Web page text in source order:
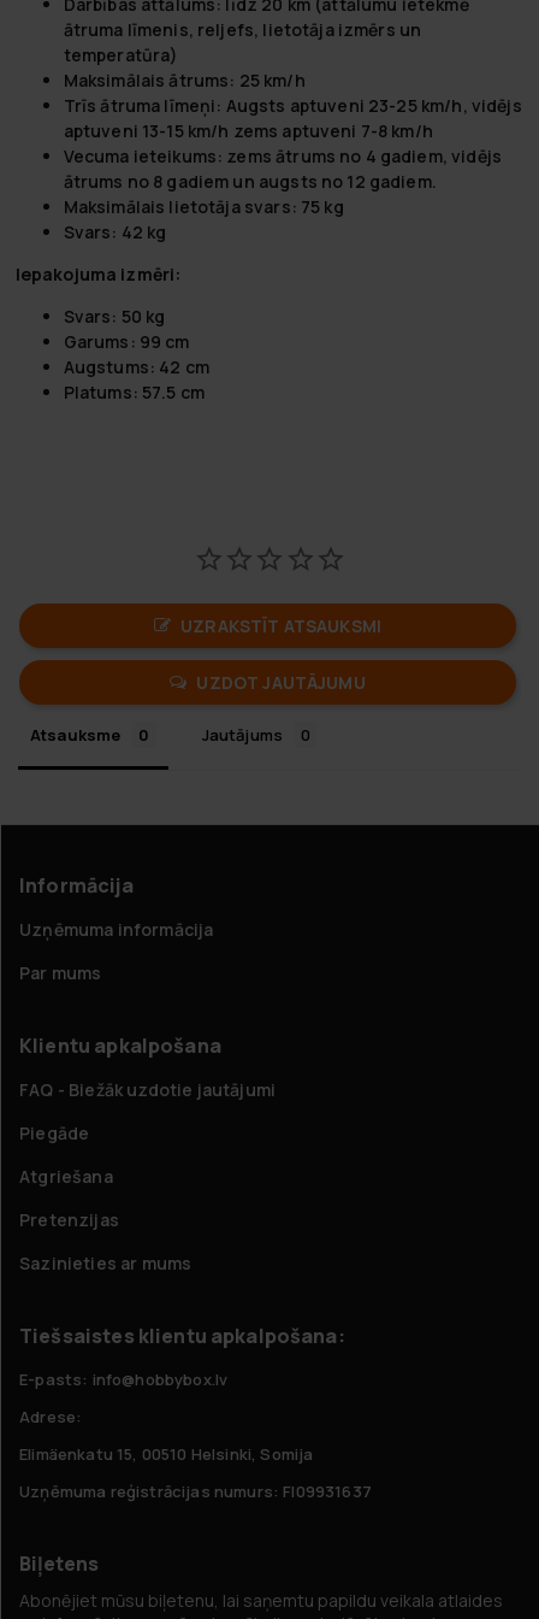
ātruma līmenis, reljefs, lietotāja izmērs un
temperatūra)
Maksimālais ātrums: 25 km/h
Trīs ātruma līmeņi: Augsts aptuveni 23-25 km/h, vidējs
aptuveni 13-15 km/h zems aptuveni 7-8 km/h
Vecuma ieteikums: zems ātrums no 4 gadiem, vidējs
ātrums no 8 gadiem un augsts no 12 gadiem.
Maksimālais lietotāja svars: 75 kg
Svars: 42 kg
Iepakojuma izmēri:
Svars: 50 kg
Garums: 99 cm
Augstums: 42 cm
Platums: 57.5 cm
UZRAKSTĪT ATSAUKSMI
UZDOT JAUTĀJUMU
Atsauksme Jautājums
Informācija
Uzņēmuma informācija
Par mums
Klientu apkalpošana
FAQ - Biežāk uzdotie jautājumi
Piegāde
Atgriešana
Pretenzijas
Sazinieties ar mums
Tiešsaistes klientu apkalpošana:
E-pasts: info@hobbybox.lv
Adrese:
Elimäenkatu 15, 00510 Helsinki, Somija
Uzņēmuma reģistrācijas numurs: FI09931637
Biļetens
Abonējiet mūsu biļetenu, lai saņemtu papildu veikala atlaides